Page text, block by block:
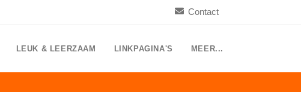
Contact
LEUK & LEERZAAM LINKPAGINA'S MEER...